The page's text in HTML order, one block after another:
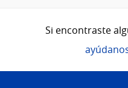
Si encontraste